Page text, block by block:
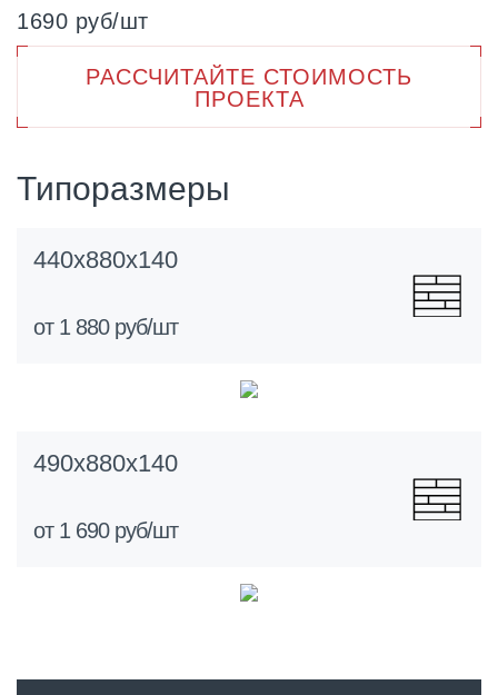
Компания ФАРБШТАЙН предлагает сдвоенные блоки
для подпорных стен в двух размерах:
440х880х140 мм;
490х880х140 мм.
1690 руб/шт
РАССЧИТАЙТЕ СТОИМОСТЬ
ПРОЕКТА
Типоразмеры
440х880х140
от 1 880 руб/шт
490х880х140
от 1 690 руб/шт